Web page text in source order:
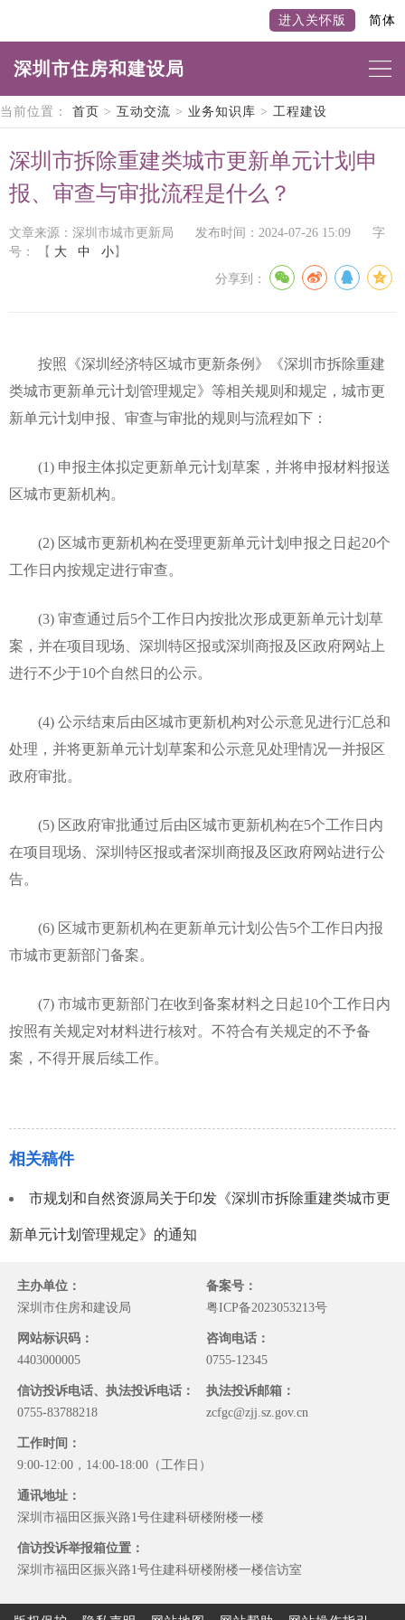
进入关怀版 简体
深圳市住房和建设局
当前位置： 首页 > 互动交流 > 业务知识库 > 工程建设
深圳市拆除重建类城市更新单元计划申
报、审查与审批流程是什么？
文章来源：深圳市城市更新局 发布时间：2024-07-26 15:09
字
号：
【 大 中 小 】
分享到：
按照《深圳经济特区城市更新条例》《深圳市拆除重建
类城市更新单元计划管理规定》等相关规则和规定，城市更
新单元计划申报、审查与审批的规则与流程如下：
(1) 申报主体拟定更新单元计划草案，并将申报材料报送
区城市更新机构。
(2) 区城市更新机构在受理更新单元计划申报之日起20个
工作日内按规定进行审查。
(3) 审查通过后5个工作日内按批次形成更新单元计划草
案，并在项目现场、深圳特区报或深圳商报及区政府网站上
进行不少于10个自然日的公示。
(4) 公示结束后由区城市更新机构对公示意见进行汇总和
处理，并将更新单元计划草案和公示意见处理情况一并报区
政府审批。
(5) 区政府审批通过后由区城市更新机构在5个工作日内
在项目现场、深圳特区报或者深圳商报及区政府网站进行公
告。
(6) 区城市更新机构在更新单元计划公告5个工作日内报
市城市更新部门备案。
(7) 市城市更新部门在收到备案材料之日起10个工作日内
按照有关规定对材料进行核对。不符合有关规定的不予备
案，不得开展后续工作。
相关稿件
市规划和自然资源局关于印发《深圳市拆除重建类城市更
新单元计划管理规定》的通知
主办单位：
深圳市住房和建设局
备案号：
粤ICP备2023053213号
网站标识码：
4403000005
咨询电话：
0755-12345
信访投诉电话、执法投诉电话：
0755-83788218
执法投诉邮箱：
zcfgc@zjj.sz.gov.cn
工作时间：
9:00-12:00，14:00-18:00（工作日）
通讯地址：
深圳市福田区振兴路1号住建科研楼附楼一楼
信访投诉举报箱位置：
深圳市福田区振兴路1号住建科研楼附楼一楼信访室